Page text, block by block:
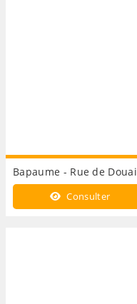
Bapaume - Rue de Douai
Consulter